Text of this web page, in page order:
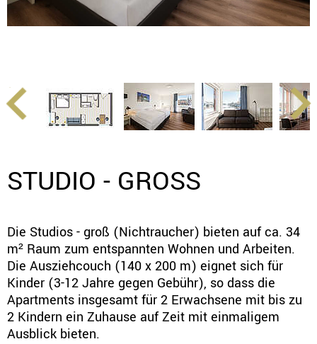
STUDIO - GROSS
Die Studios - groß (Nichtraucher) bieten auf ca. 34
m² Raum zum entspannten Wohnen und Arbeiten.
Die Ausziehcouch (140 x 200 m) eignet sich für
Kinder (3-12 Jahre gegen Gebühr), so dass die
Apartments insgesamt für 2 Erwachsene mit bis zu
2 Kindern ein Zuhause auf Zeit mit einmaligem
Ausblick bieten.